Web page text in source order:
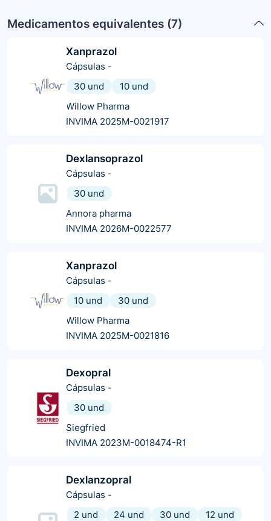
Medicamentos equivalentes (7)
Xanprazol
Cápsulas -
30 und
10 und
Willow Pharma
INVIMA 2025M-0021917
Dexlansoprazol
Cápsulas -
30 und
Annora pharma
INVIMA 2026M-0022577
Xanprazol
Cápsulas -
10 und
30 und
Willow Pharma
INVIMA 2025M-0021816
Dexopral
Cápsulas -
30 und
Siegfried
INVIMA 2023M-0018474-R1
Dexlanzopral
Cápsulas -
2 und
24 und 30 und
12 und